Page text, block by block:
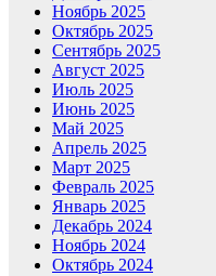
Ноябрь 2025
Октябрь 2025
Сентябрь 2025
Август 2025
Июль 2025
Июнь 2025
Май 2025
Апрель 2025
Март 2025
Февраль 2025
Январь 2025
Декабрь 2024
Ноябрь 2024
Октябрь 2024